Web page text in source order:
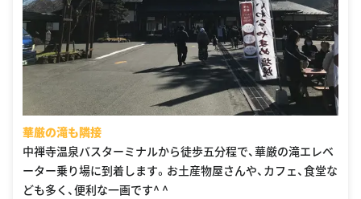
華厳の滝も隣接
中禅寺温泉バスターミナルから徒歩五分程で、華厳の滝エレベ
ーター乗り場に到着します。お土産物屋さんや、カフェ、食堂な
ども多く、便利な一画です^ ^